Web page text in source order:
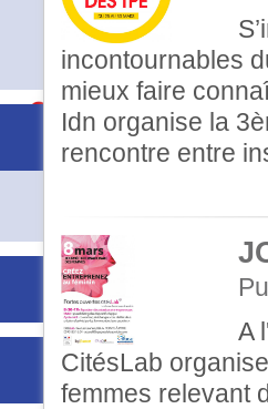
incontournables
mieux faire
Idn organise la
rencontre entre
A
CitésLab
femmes relevant